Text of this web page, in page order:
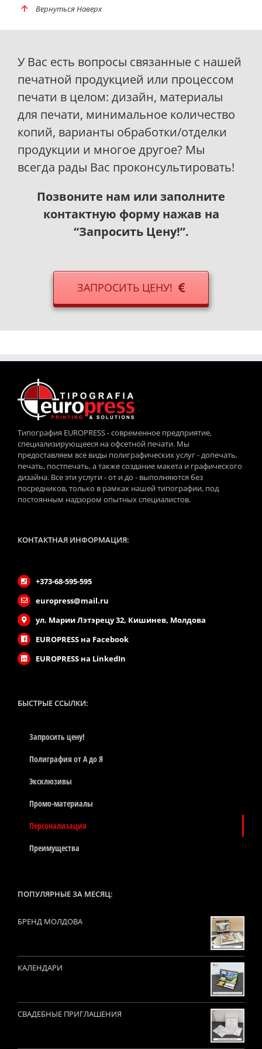
Вернуться Наверх
У Вас есть вопросы связанные с нашей
печатной продукцией или процессом
печати в целом: дизайн, материалы
для печати, минимальное количество
копий, варианты обработки/отделки
продукции и многое другое? Мы
всегда рады Вас проконсультировать!
Позвоните нам или заполните
контактную форму нажав на
“Запросить Цену!”.
ЗАПРОСИТЬ ЦЕНУ!
Типография EUROPRESS - современное предприятие,
специализирующееся на офсетной печати. Мы
предоставляем все виды полиграфических услуг - допечать,
печать, постпечать, а также создание макета и графического
дизайна. Все эти услуги - от и до - выполняются без
посредников, только в рамках нашей типографии, под
постоянным надзором опытных специалистов.
КОНТАКТНАЯ ИНФОРМАЦИЯ:
+373-68-595-595
europress@mail.ru
ул. Марии Лэтэрецу 32, Кишинев, Молдова
EUROPRESS на Facebook
EUROPRESS на LinkedIn
БЫСТРЫЕ CСЫЛКИ:
Запросить цену!
Полиграфия от А до Я
Эксклюзивы
Промо-материалы
Персонализация
Преимущества
ПОПУЛЯРНЫЕ ЗА МЕСЯЦ:
БРЕНД МОЛДОВА
КАЛЕНДАРИ
СВАДЕБНЫЕ ПРИГЛАШЕНИЯ